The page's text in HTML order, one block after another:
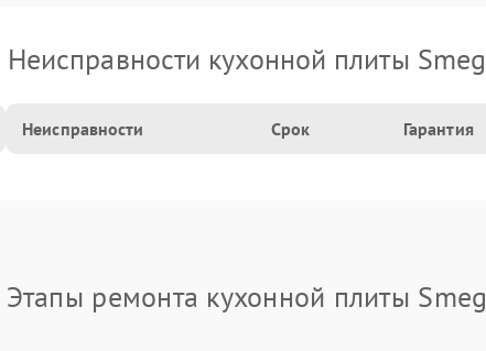
Неисправности кухонной плиты Smeg
Неисправности Срок Гарантия
Этапы ремонта кухонной плиты Smeg